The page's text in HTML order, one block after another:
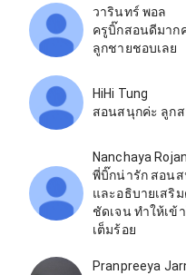
วารินทร์ พอล
ครูบิ๊กสอนดีมาก
ลูกชายชอบเลย
HiHi Tung
สอนสนุกค่ะ ลูก
Nanchaya
พี่บิ๊กน่ารัก สอน
และอธิบายเสริ
ชัดเจน ทำให้เข้
เต็มร้อย
Pranpreeya